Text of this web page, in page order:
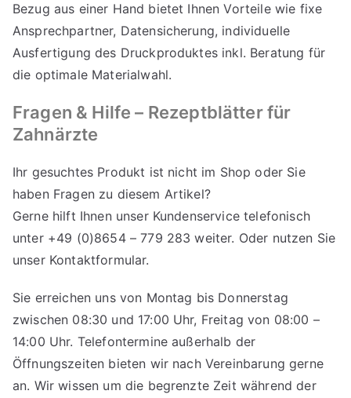
Bezug aus einer Hand bietet Ihnen Vorteile wie fixe
Ansprechpartner, Datensicherung, individuelle
Ausfertigung des Druckproduktes inkl. Beratung für
die optimale Materialwahl.
Fragen & Hilfe – Rezeptblätter für
Zahnärzte
Ihr gesuchtes Produkt ist nicht im Shop oder Sie
haben Fragen zu diesem Artikel?
Gerne hilft Ihnen unser Kundenservice telefonisch
unter +49 (0)8654 – 779 283 weiter. Oder nutzen Sie
unser Kontaktformular.
Sie erreichen uns von Montag bis Donnerstag
zwischen 08:30 und 17:00 Uhr, Freitag von 08:00 –
14:00 Uhr. Telefontermine außerhalb der
Öffnungszeiten bieten wir nach Vereinbarung gerne
an. Wir wissen um die begrenzte Zeit während der